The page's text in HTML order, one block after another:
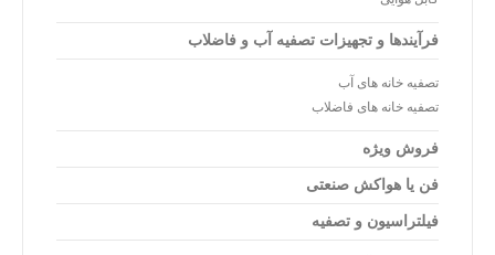
فرآیندها و تجهیزات تصفیه آب و فاضلاب
تصفیه خانه های آب
تصفیه خانه های فاضلاب
فروش ویژه
فن یا هواکش صنعتی
فیلتراسیون و تصفیه